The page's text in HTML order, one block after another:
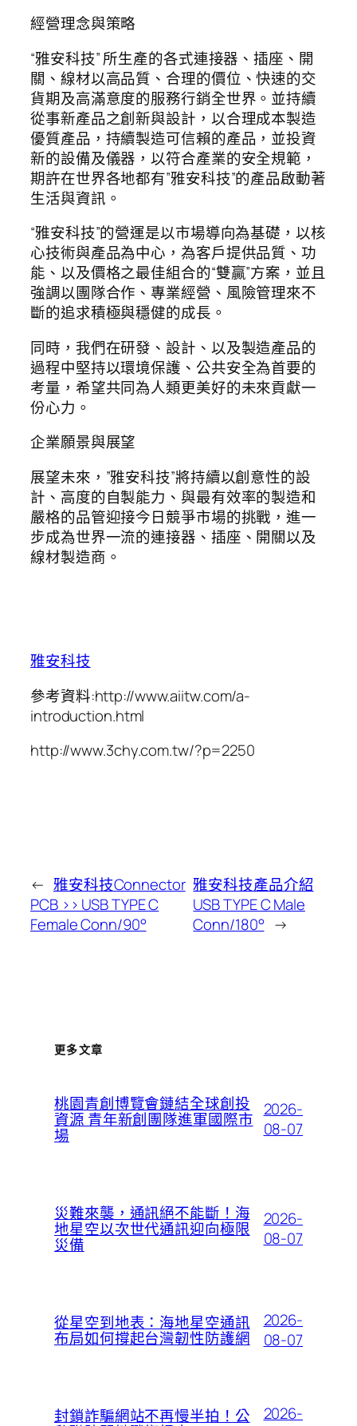
經營理念與策略
“雅安科技” 所生產的各式連接器、插座、開
關、線材以高品質、合理的價位、快速的交
貨期及高滿意度的服務行銷全世界。並持續
從事新產品之創新與設計，以合理成本製造
優質產品，持續製造可信賴的產品，並投資
新的設備及儀器，以符合產業的安全規範，
期許在世界各地都有”雅安科技”的產品啟動著
生活與資訊。
“雅安科技”的營運是以市場導向為基礎，以核
心技術與產品為中心，為客戶提供品質、功
能、以及價格之最佳組合的“雙贏”方案，並且
強調以團隊合作、專業經營、風險管理來不
斷的追求積極與穩健的成長。
同時，我們在研發、設計、以及製造產品的
過程中堅持以環境保護、公共安全為首要的
考量，希望共同為人類更美好的未來貢獻一
份心力。
企業願景與展望
展望未來，”雅安科技”將持續以創意性的設
計、高度的自製能力、與最有效率的製造和
嚴格的品管迎接今日競爭市場的挑戰，進一
步成為世界一流的連接器、插座、開關以及
線材製造商。
雅安科技
參考資料:http://www.aiitw.com/a-
introduction.html
http://www.3chy.com.tw/?p=2250
← 雅安科技Connector
PCB >> USB TYPE C
Female Conn/90°
雅安科技產品介紹
USB TYPE C Male
Conn/180° →
更多文章
桃園青創博覽會鏈結全球創投
資源 青年新創團隊進軍國際市
場
2026-
08-07
災難來襲，通訊絕不能斷！海
地星空以次世代通訊迎向極限
災備
2026-
08-07
從星空到地表：海地星空通訊
布局如何撐起台灣韌性防護網
2026-
08-07
封鎖詐騙網站不再慢半拍！公
2026-